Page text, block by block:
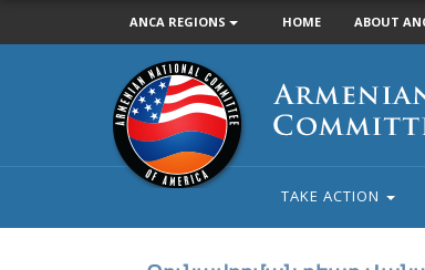
ANCA REGIONS HOME ABOUT
Armenian
National
Committee
of
America
TAKE ACTION